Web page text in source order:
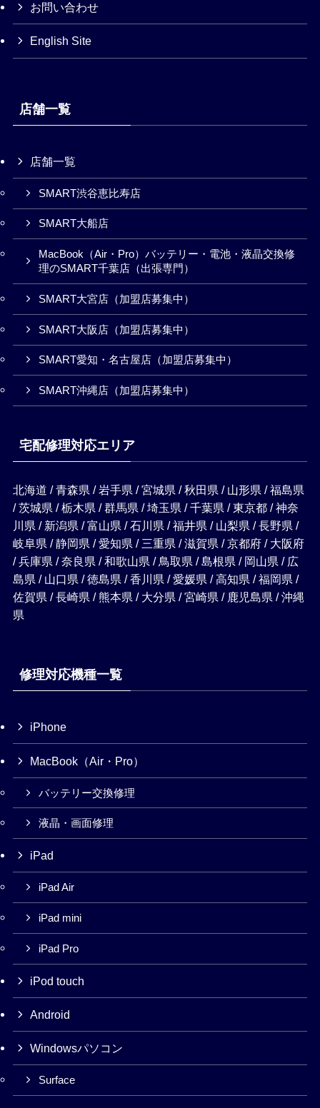
お問い合わせ
English Site
店舗一覧
店舗一覧
SMART渋谷恵比寿店
SMART大船店
MacBook（Air・Pro）バッテリー・電池・液晶交換修
理のSMART千葉店（出張専門）
SMART大宮店（加盟店募集中）
SMART大阪店（加盟店募集中）
SMART愛知・名古屋店（加盟店募集中）
SMART沖縄店（加盟店募集中）
宅配修理対応エリア
北海道 / 青森県 / 岩手県 / 宮城県 / 秋田県 / 山形県 / 福島県
/ 茨城県 / 栃木県 / 群馬県 / 埼玉県 / 千葉県 / 東京都 / 神奈
川県 / 新潟県 / 富山県 / 石川県 / 福井県 / 山梨県 / 長野県 /
岐阜県 / 静岡県 / 愛知県 / 三重県 / 滋賀県 / 京都府 / 大阪府
/ 兵庫県 / 奈良県 / 和歌山県 / 鳥取県 / 島根県 / 岡山県 / 広
島県 / 山口県 / 徳島県 / 香川県 / 愛媛県 / 高知県 / 福岡県 /
佐賀県 / 長崎県 / 熊本県 / 大分県 / 宮崎県 / 鹿児島県 / 沖縄
県
修理対応機種一覧
iPhone
MacBook（Air・Pro）
バッテリー交換修理
液晶・画面修理
iPad
iPad Air
iPad mini
iPad Pro
iPod touch
Android
Windowsパソコン
Surface